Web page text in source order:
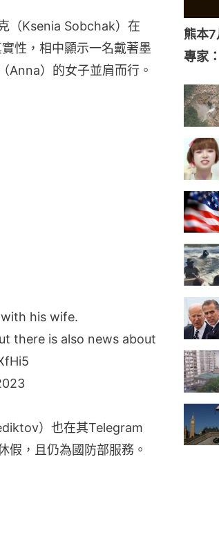
（Ksenia Sobchak）在
性，相中顯示一名戴著墨
Anna）的女子並肩而行。
his wife.
there is also news about
）也在其Telegram
假，且仍為國防部服務。
熊本
專家